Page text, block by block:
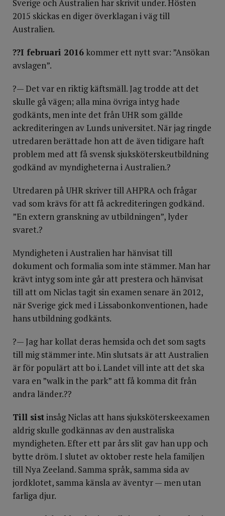
Sverige och Australien har skrivit under. Hösten
2015 skickas en diger överklagan i väg till
Australien.
??I februari 2016 kommer ett nytt svar: ”Ansökan
avslagen”.
?— Det var en riktig käftsmäll. Jag trodde att det
skulle gå vägen; alla mina övriga intyg hade
godkänts, men inte det från UHR som gällde
ackrediteringen av Lunds universitet. När jag ringde
utredaren berättade hon att de även tidigare haft
problem med att få svensk sjuksköterskeutbildning
godkänd av myndigheterna i Australien.?
Utredaren på UHR skriver till AHPRA och frågar
vad som krävs för att få ackrediteringen godkänd.
”En extern granskning av utbildningen”, lyder
svaret.?
Myndigheten i Australien har hänvisat till
dokument och formalia som inte stämmer. Man har
krävt intyg som inte går att prestera och hänvisat
till att om Niclas tagit sin examen senare än 2012,
när Sverige gick med i Lissabonkonventionen, hade
hans utbildning godkänts.
?— Jag har kollat deras hemsida och det som sagts
till mig stämmer inte. Min slutsats är att Australien
är för populärt att bo i. Landet vill inte att det ska
vara en ”walk in the park” att få komma dit från
andra länder.??
Till sistinsåg Niclas att hans sjuksköterskeexamen
aldrig skulle godkännas av den australiska
myndigheten. Efter ett par års slit gav han upp och
bytte dröm. I slutet av oktober reste hela familjen
till Nya Zeeland. Samma språk, samma sida av
jordklotet, samma känsla av äventyr — men utan
farliga djur.